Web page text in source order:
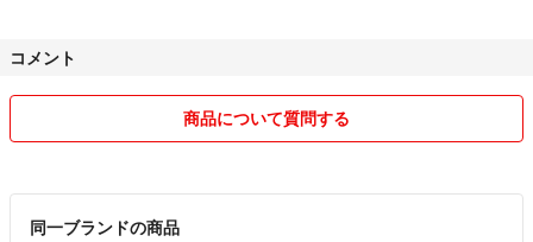
受け取り後24時間以内の評価をお願いしております。
他サイトにも掲載しておりますので売れ次第削除いたしますのでご了承
ください。
コメント
商品について質問する
同一ブランドの商品